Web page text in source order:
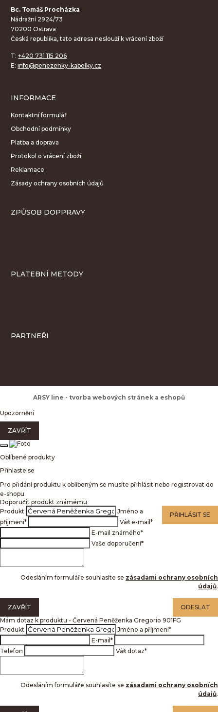
Bc. Tomáš Procházka
Nádražní 2924/73
70200 Ostrava
Česká republika, tato adresa neslouží k vrácení zboží
T:+420 731 115 206
E:info@penezenky-kabelky.cz
INFORMACE
Kontaktní formulář
Obchodní podmínky
Platba a doprava
Protokol o vrácení zboží
Reklamace
Zásady ochrany osobních údajů
ZPŮSOB DOPPRAVY
PLATEBNÍ METODY
PARTNEŘI
ARSY line - tvorba webových stránek a eshopů
Upozornění
ZAVŘÍT
Oblíbené produkty
Přihlaste se
Pro přidání produktu k oblíbeným se musíte přihlásit nebo registrovat do
e-shopu.
PŘIHLÁSIT SE
Doporučit produkt známému
Produkt
Jméno a
příjmení* Váš e-mail *
E-mail známého*
Vaše doporučení*
Odesláním formuláře souhlasíte se zásadami ochrany osobních
údajů.
ZAVŘÍT
ODESLAT
Mám dotaz k produktu - Červená Peněženka Gregorio 901FG
Produkt
Jméno a příjmení*
E-mail *
Telefon
Váš dotaz*
Odesláním formuláře souhlasíte se zásadami ochrany osobních
údajů.